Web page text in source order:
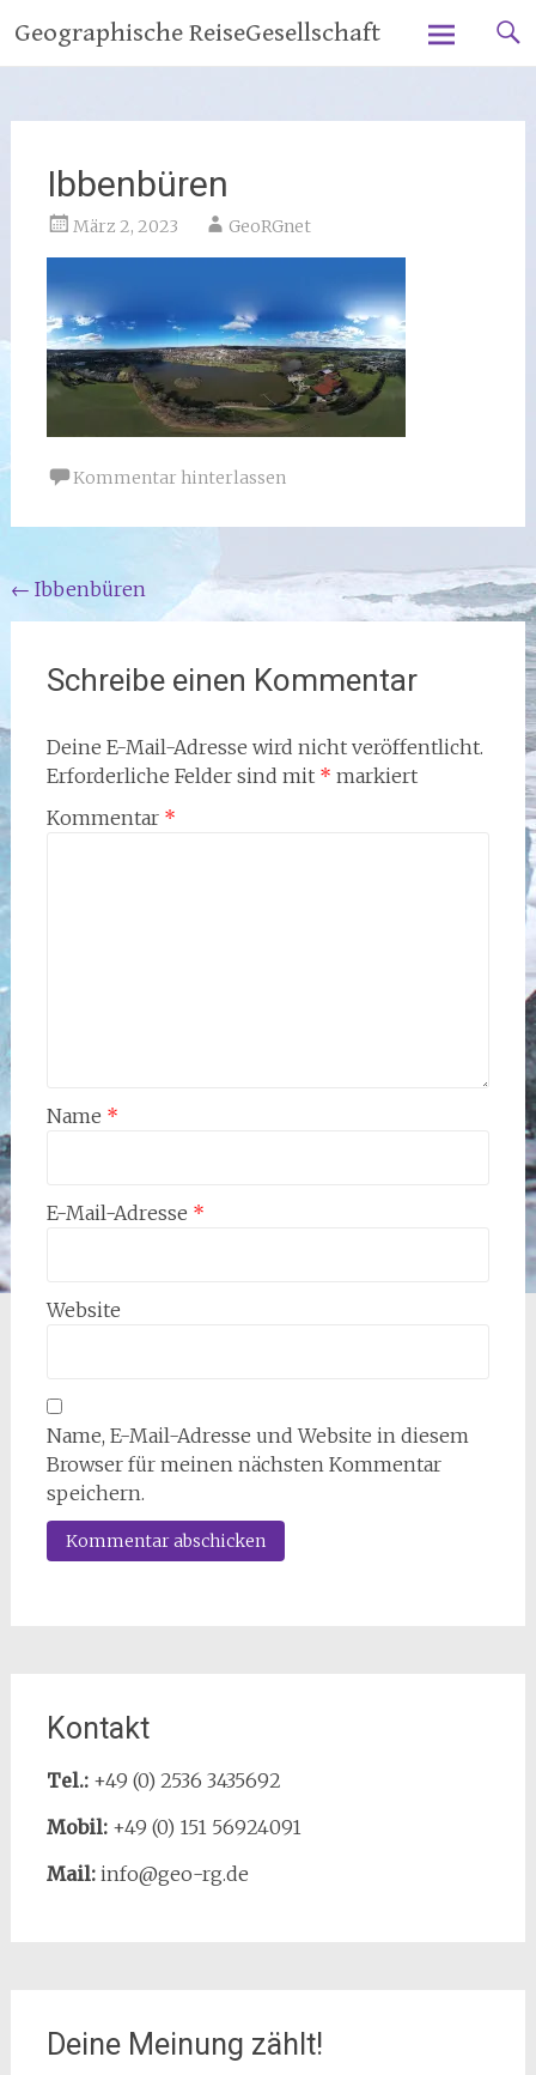
Inhalt
springen
Geographische ReiseGesellschaft
Ibbenbüren
März 2, 2023 GeoRGnet
Kommentar hinterlassen
Beitragsnavigation
← Ibbenbüren
Schreibe einen Kommentar
Deine E-Mail-Adresse wird nicht veröffentlicht.
Erforderliche Felder sind mit * markiert
Kommentar *
Name *
E-Mail-Adresse *
Website
Name, E-Mail-Adresse und Website in diesem
Browser für meinen nächsten Kommentar
speichern.
Kontakt
Tel.:+49 (0) 2536 3435692
Mobil:+49 (0) 151 56924091
Mail:info@geo-rg.de
Deine Meinung zählt!